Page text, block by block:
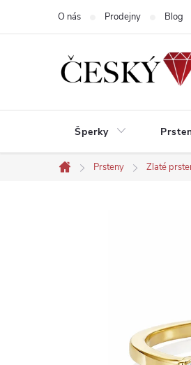
O nás Prodejny Blog
Šperky
Domů
Prsteny Zlaté